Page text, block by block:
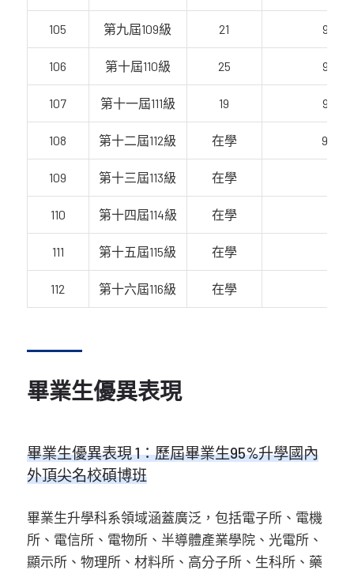
105 第九屆109級 21 95%
106 第十屆110級 25 96%
107 第十一屆111級 19 95%
108 第十二屆112級 在學 94%
109 第十三屆113級 在學
110 第十四屆114級 在學
111 第十五屆115級 在學
112 第十六屆116級 在學
畢業生優異表現
畢業生優異表現 1：歷屆畢業生95%升學國內
外頂尖名校碩博班
畢業生升學科系領域涵蓋廣泛，包括電子所、電機
所、電信所、電物所、半導體產業學院、光電所、
顯示所、物理所、材料所、高分子所、生科所、藥